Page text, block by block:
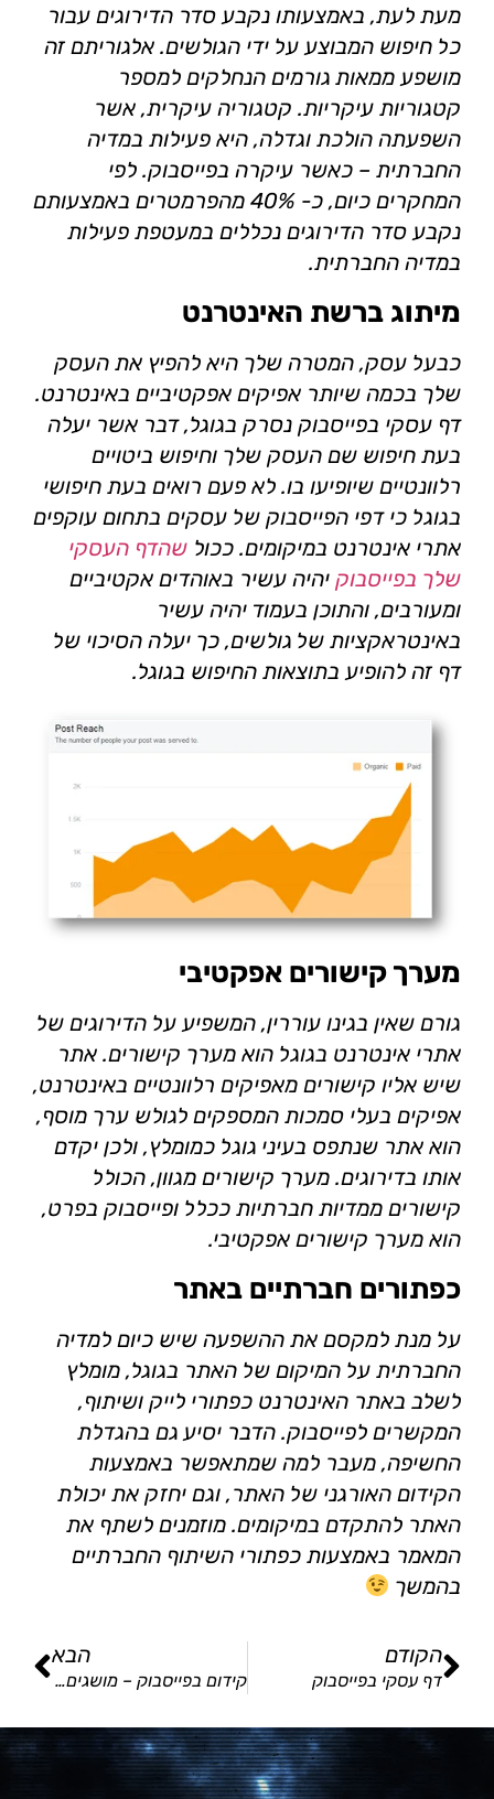
מעת לעת, באמצעותו נקבע סדר הדירוגים עבור
כל חיפוש המבוצע על ידי הגולשים. אלגוריתם זה
מושפע ממאות גורמים הנחלקים למספר
קטגוריות עיקריות. קטגוריה עיקרית, אשר
השפעתה הולכת וגדלה, היא פעילות במדיה
החברתית – כאשר עיקרה בפייסבוק. לפי
המחקרים כיום, כ- 40% מהפרמטרים באמצעותם
נקבע סדר הדירוגים נכללים במעטפת פעילות
במדיה החברתית.
מיתוג ברשת האינטרנט
כבעל עסק, המטרה שלך היא להפיץ את העסק
שלך בכמה שיותר אפיקים אפקטיביים באינטרנט.
דף עסקי בפייסבוק נסרק בגוגל, דבר אשר יעלה
בעת חיפוש שם העסק שלך וחיפוש ביטויים
רלוונטיים שיופיעו בו. לא פעם רואים בעת חיפושי
בגוגל כי דפי הפייסבוק של עסקים בתחום עוקפים
אתרי אינטרנט במיקומים. ככול שהדף העסקי
שלך בפייסבוק יהיה עשיר באוהדים אקטיביים
ומעורבים, והתוכן בעמוד יהיה עשיר
באינטראקציות של גולשים, כך יעלה הסיכוי של
דף זה להופיע בתוצאות החיפוש בגוגל.
מערך קישורים אפקטיבי
גורם שאין בגינו עוררין, המשפיע על הדירוגים של
אתרי אינטרנט בגוגל הוא מערך קישורים. אתר
שיש אליו קישורים מאפיקים רלוונטיים באינטרנט,
אפיקים בעלי סמכות המספקים לגולש ערך מוסף,
הוא אתר שנתפס בעיני גוגל כמומלץ, ולכן יקדם
אותו בדירוגים. מערך קישורים מגוון, הכולל
קישורים ממדיות חברתיות ככלל ופייסבוק בפרט,
הוא מערך קישורים אפקטיבי.
כפתורים חברתיים באתר
על מנת למקסם את ההשפעה שיש כיום למדיה
החברתית על המיקום של האתר בגוגל, מומלץ
לשלב באתר האינטרנט כפתורי לייק ושיתוף,
המקשרים לפייסבוק. הדבר יסיע גם בהגדלת
החשיפה, מעבר למה שמתאפשר באמצעות
הקידום האורגני של האתר, וגם יחזק את יכולת
האתר להתקדם במיקומים. מוזמנים לשתף את
המאמר באמצעות כפתורי השיתוף החברתיים
בהמשך
הקודם
דף עסקי בפייסבוק
הבא
קידום בפייסבוק – מושגים בסיסיים